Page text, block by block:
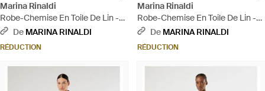
Marina Rinaldi
Robe-Chemise En Toile De Lin -
BleuDe MARINA RINALDI
RÉDUCTION
Marina Rinaldi
Robe-Chemise En Toile De Lin -
BleuDe MARINA RINALDI
RÉDUCTION